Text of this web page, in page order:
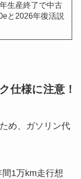
生産終了で中古
と2026年復活説
仕様に注意！
め、ガソリン代
間1万km走行想